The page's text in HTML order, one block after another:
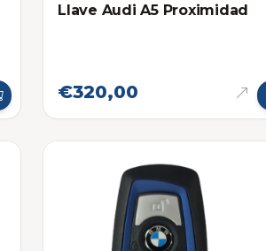
Llave Audi A5 Proximidad
€320,00